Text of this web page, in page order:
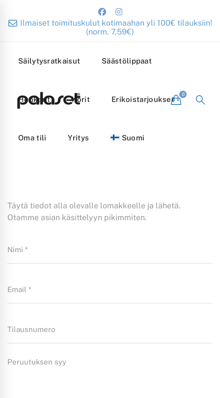
Ilmaiset toimituskulut kotimaahan yli 100€ tilauksiin!
(norm. 7,59€)
Säilytysratkaisut Säästölippaat
Henkarit Korit Erikoistarjoukset
Oma tili Yritys Suomi
Täytä tiedot alla olevalle lomakkeelle ja lähetä.
Otamme asian käsittelyyn pikimmiten.